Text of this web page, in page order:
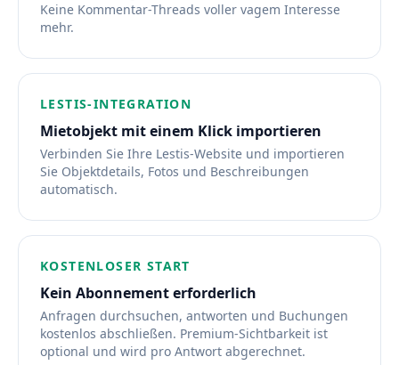
Keine Kommentar-Threads voller vagem Interesse
mehr.
LESTIS-INTEGRATION
Mietobjekt mit einem Klick importieren
Verbinden Sie Ihre Lestis-Website und importieren
Sie Objektdetails, Fotos und Beschreibungen
automatisch.
KOSTENLOSER START
Kein Abonnement erforderlich
Anfragen durchsuchen, antworten und Buchungen
kostenlos abschließen. Premium-Sichtbarkeit ist
optional und wird pro Antwort abgerechnet.